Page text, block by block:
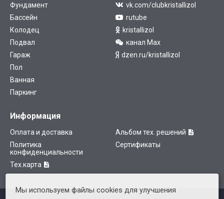
Фундамент
Бассейн
Колодец
Подвал
Гараж
Пол
Ванная
Паркинг
vk.com/clubkristallizol
rutube
kristallizol
канал Max
dzen.ru/kristallizol
Информация
Оплата и доставка
Политика
конфиденциальности
Тех.карта
Альбом тех. решений
Сертификаты
Мы используем файлы cookies для улучшения